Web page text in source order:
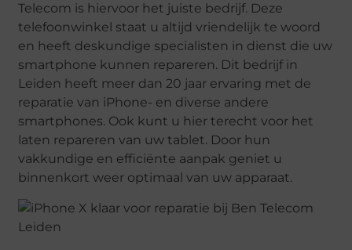
Telecom is hiervoor het juiste bedrijf. Deze
telefoonwinkel staat u altijd vriendelijk te woord
en heeft deskundige specialisten in dienst die uw
smartphone kunnen repareren. Dit bedrijf in
Leiden heeft meer dan 20 jaar ervaring met de
reparatie van iPhone- en diverse andere
smartphones. Ook kunt u hier terecht voor het
laten repareren van uw tablet. Door hun
vakkundige en efficiënte aanpak geniet u
binnenkort weer optimaal van uw apparaat.